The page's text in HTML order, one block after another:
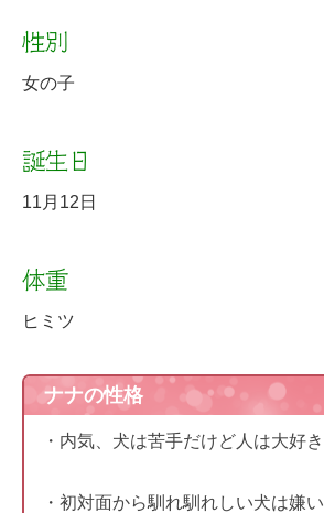
性別
女の子
誕生日
11月12日
体重
ヒミツ
ナナの性格
・内気、犬は苦手だけど人は大好き
・初対面から馴れ馴れしい犬は嫌い